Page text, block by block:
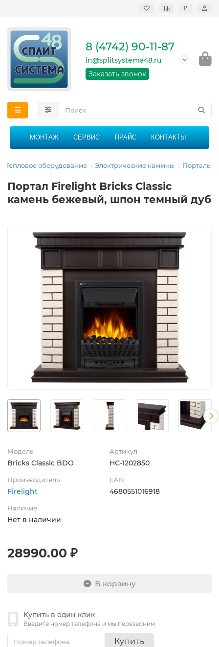
₽
кондиционеров в
области
График работы: 9:00 -
21:00 без перерыва и
8 (4742) 90-11-87
in@splitsystema48.ru
Заказать звонок
МОНТАЖ СЕРВИС ПРАЙС КОНТАКТЫ
Тепловое оборудование Электрические камины Порталы
Портал Firelight Bricks Classic
камень бежевый, шпон темный дуб
Модель
Bricks Classic BDO
Артикул
НС-1202850
Производитель
Firelight
EAN
4680551016918
Наличие
Нет в наличии
28990.00 ₽
В корзину
Купить в один клик
Введите номер телефона и мы перезвоним
Купить